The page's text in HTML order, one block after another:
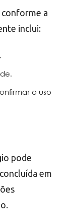
conforme a
inclui:
o uso
pode
em